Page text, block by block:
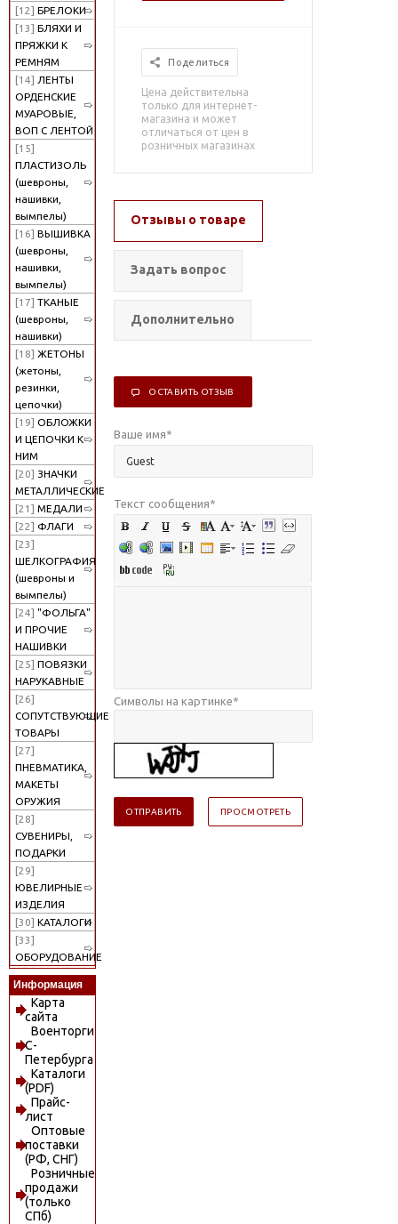
[12] БРЕЛОКИ
[13] БЛЯХИ И
ПРЯЖКИ К
РЕМНЯМ
[14] ЛЕНТЫ
ОРДЕНСКИЕ
МУАРОВЫЕ,
ВОП С ЛЕНТОЙ
[15]
ПЛАСТИЗОЛЬ
(шевроны,
нашивки,
вымпелы)
[16] ВЫШИВКА
(шевроны,
нашивки,
вымпелы)
[17] ТКАНЫЕ
(шевроны,
нашивки)
[18] ЖЕТОНЫ
(жетоны,
резинки,
цепочки)
[19] ОБЛОЖКИ
И ЦЕПОЧКИ К
НИМ
[20] ЗНАЧКИ
МЕТАЛЛИЧЕСКИЕ
[21] МЕДАЛИ
[22] ФЛАГИ
[23]
ШЕЛКОГРАФИЯ
(шевроны и
вымпелы)
[24] "ФОЛЬГА"
И ПРОЧИЕ
НАШИВКИ
[25] ПОВЯЗКИ
НАРУКАВНЫЕ
[26]
СОПУТСТВУЮЩИЕ
ТОВАРЫ
[27]
ПНЕВМАТИКА,
МАКЕТЫ
ОРУЖИЯ
[28]
СУВЕНИРЫ,
ПОДАРКИ
[29]
ЮВЕЛИРНЫЕ
ИЗДЕЛИЯ
[30] КАТАЛОГИ
[33]
ОБОРУДОВАНИЕ
Информация
Карта
сайта
Военторги
С-
Петербурга
Каталоги
(PDF)
Прайс-
лист
Оптовые
поставки
(РФ, СНГ)
Розничные
продажи
(только
СПб)
Поделиться
Цена действительна
только для интернет-
магазина и может
отличаться от цен в
розничных магазинах
Отзывы о товаре
Задать вопрос
Дополнительно
ОСТАВИТЬ ОТЗЫВ
Ваше имя*
Текст сообщения*
Символы на картинке*